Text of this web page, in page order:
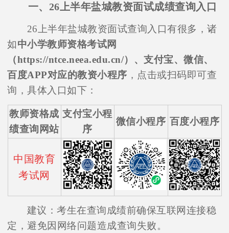
一、26上半年盐城教资面试成绩查询入口
26上半年盐城教资面试查询入口有很多，诸
如中小学教师资格考试网
（https://ntce.neea.edu.cn/）、支付宝、微信、
百度APP对应的教资小程序 ，点击或扫码即可查
询，具体入口如下：
教师资格成
绩查询网站
支付宝小程
序
微信小程序 百度小程序
中国教育
考试网
建议：考生在查询成绩前确保互联网连接稳
定，避免因网络问题造成查询失败。